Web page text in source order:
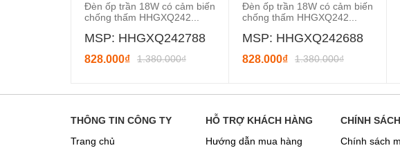
Đèn ốp trần 18W có cảm biến
chống thấm HHGXQ242...
MSP: HHGXQ242788
828.000₫ 1.380.000₫
Đèn ốp trần 18W có cảm biến
chống thấm HHGXQ242...
MSP: HHGXQ242688
828.000₫ 1.380.000₫
THÔNG TIN CÔNG TY
Trang chủ
HỖ TRỢ KHÁCH HÀNG
Hướng dẫn mua hàng
CHÍNH
Chính sách